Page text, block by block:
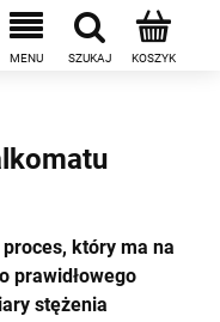
który ma na
prawidłowego
stężenia